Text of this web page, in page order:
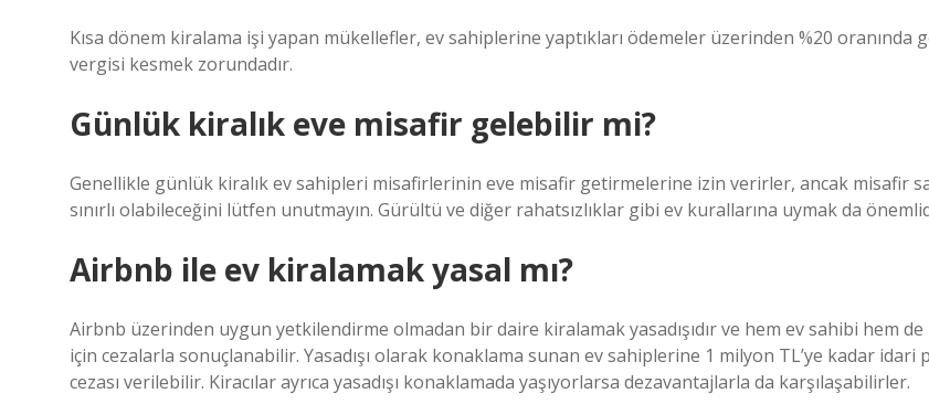
Kısa dönem kiralama işi yapan mükellefler, ev sahiplerine yaptıkları ödemeler üzerinden %20 oranında
vergisi kesmek zorundadır.
Günlük kiralık eve misafir gelebilir mi?
Genellikle günlük kiralık ev sahipleri misafirlerinin eve misafir getirmelerine izin verirler, ancak misafir
sınırlı olabileceğini lütfen unutmayın. Gürültü ve diğer rahatsızlıklar gibi ev kurallarına uymak da
Airbnb ile ev kiralamak yasal mı?
Airbnb üzerinden uygun yetkilendirme olmadan bir daire kiralamak yasadışıdır ve hem ev sahibi hem de
için cezalarla sonuçlanabilir. Yasadışı olarak konaklama sunan ev sahiplerine 1 milyon TL’ye kadar idari
cezası verilebilir. Kiracılar ayrıca yasadışı konaklamada yaşıyorlarsa dezavantajlarla da karşılaşabilirler.